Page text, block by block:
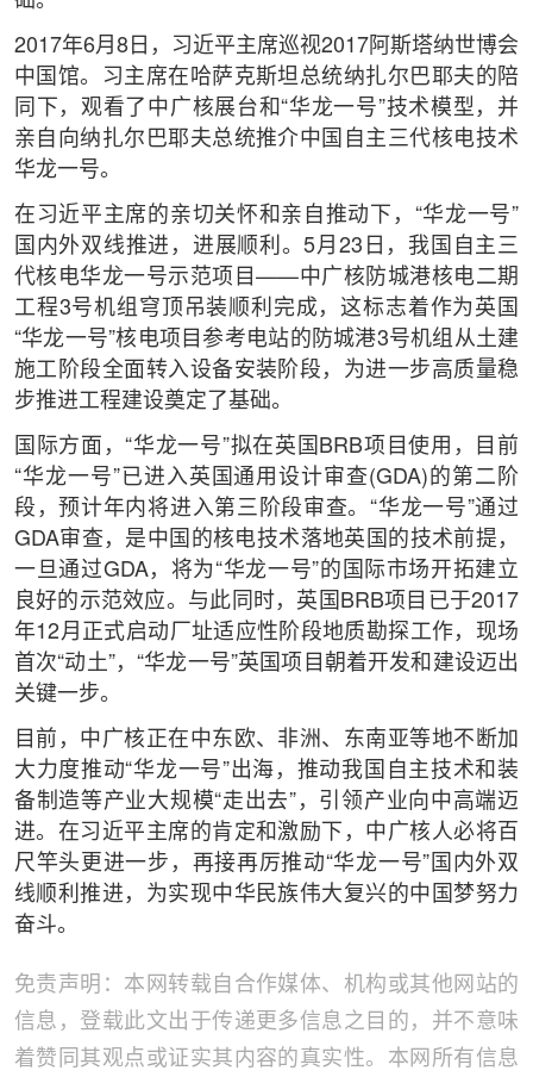
2017年6月8日，习近平主席巡视2017阿斯塔纳世博会
中国馆。习主席在哈萨克斯坦总统纳扎尔巴耶夫的陪
同下，观看了中广核展台和“华龙一号”技术模型，并
亲自向纳扎尔巴耶夫总统推介中国自主三代核电技术
华龙一号。
在习近平主席的亲切关怀和亲自推动下，“华龙一号”
国内外双线推进，进展顺利。5月23日，我国自主三
代核电华龙一号示范项目——中广核防城港核电二期
工程3号机组穹顶吊装顺利完成，这标志着作为英国
“华龙一号”核电项目参考电站的防城港3号机组从土建
施工阶段全面转入设备安装阶段，为进一步高质量稳
步推进工程建设奠定了基础。
国际方面，“华龙一号”拟在英国BRB项目使用，目前
“华龙一号”已进入英国通用设计审查(GDA)的第二阶
段，预计年内将进入第三阶段审查。“华龙一号”通过
GDA审查，是中国的核电技术落地英国的技术前提，
一旦通过GDA，将为“华龙一号”的国际市场开拓建立
良好的示范效应。与此同时，英国BRB项目已于2017
年12月正式启动厂址适应性阶段地质勘探工作，现场
首次“动土”，“华龙一号”英国项目朝着开发和建设迈出
关键一步。
目前，中广核正在中东欧、非洲、东南亚等地不断加
大力度推动“华龙一号”出海，推动我国自主技术和装
备制造等产业大规模“走出去”，引领产业向中高端迈
进。在习近平主席的肯定和激励下，中广核人必将百
尺竿头更进一步，再接再厉推动“华龙一号”国内外双
线顺利推进，为实现中华民族伟大复兴的中国梦努力
奋斗。
免责声明：本网转载自合作媒体、机构或其他网站的
信息，登载此文出于传递更多信息之目的，并不意味
着赞同其观点或证实其内容的真实性。本网所有信息